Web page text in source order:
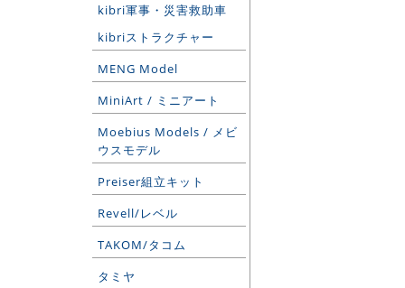
kibri軍事・災害救助車
kibriストラクチャー
MENG Model
MiniArt / ミニアート
Moebius Models / メビ
ウスモデル
Preiser組立キット
Revell/レベル
TAKOM/タコム
タミヤ